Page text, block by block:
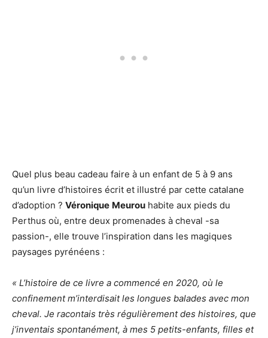
Quel plus beau cadeau faire à un enfant de 5 à 9 ans
qu’un livre d’histoires écrit et illustré par cette catalane
d’adoption ? Véronique Meurou habite aux pieds du
Perthus où, entre deux promenades à cheval -sa
passion-, elle trouve l’inspiration dans les magiques
paysages pyrénéens :
« L’histoire de ce livre a commencé en 2020, où le
confinement m’interdisait les longues balades avec mon
cheval. Je racontais très régulièrement des histoires, que
j’inventais spontanément, à mes 5 petits-enfants, filles et